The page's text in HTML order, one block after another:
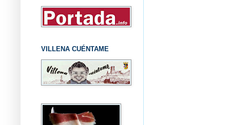
VILLENA CUÉNTAME